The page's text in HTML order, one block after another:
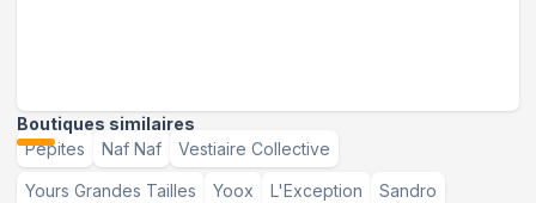
Boutiques similaires
Pépites
Naf Naf Vestiaire Collective
Yours Grandes Tailles Yoox L'Exception Sandro